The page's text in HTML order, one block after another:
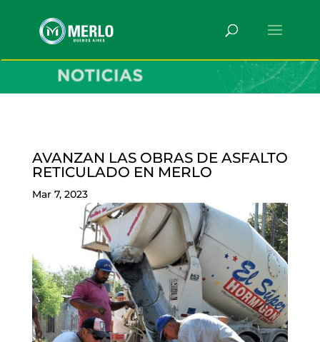
AVANZAN LAS OBRAS DE ASFALTO
RETICULADO EN MERLO
Mar 7, 2023